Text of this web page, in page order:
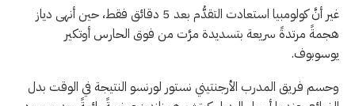
غير أنَّ كولومبيا استعادت التقدُّم بعد 5 دقائق فقط، حين أنهى دياز
هجمةً مرتدةً سريعة بتسديدة مرَّت من فوق الحارس أوتكير
يوسوبوف.
وحسم فريق المدرب الأرجنتيني نستور لورنسو النتيجة في الوقت بدل